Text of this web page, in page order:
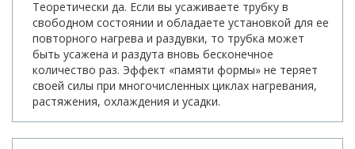
Теоретически да. Если вы усаживаете трубку в
свободном состоянии и обладаете установкой для ее
повторного нагрева и раздувки, то трубка может
быть усажена и раздута вновь бесконечное
количество раз. Эффект «памяти формы» не теряет
своей силы при многочисленных циклах нагревания,
растяжения, охлаждения и усадки.